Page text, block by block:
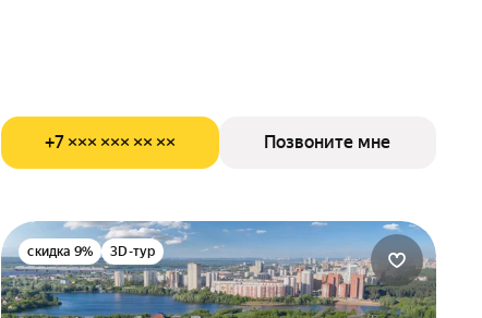
+7 ××× ××× ×× ×× Позвоните мне
скидка 9% 3D-тур